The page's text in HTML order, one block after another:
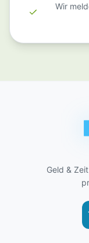
Wir
Geld &